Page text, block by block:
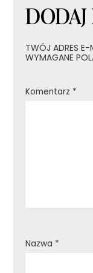
TWÓJ ADRES E-
WYMAGANE
Komentarz *
Nazwa *